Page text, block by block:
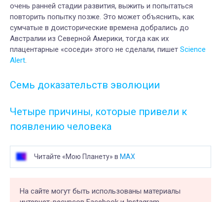
очень ранней стадии развития, выжить и попытаться
повторить попытку позже. Это может объяснить, как
сумчатые в доисторические времена добрались до
Австралии из Северной Америки, тогда как их
плацентарные «соседи» этого не сделали, пишет Science
Alert.
Семь доказательств эволюции
Четыре причины, которые привели к
появлению человека
Читайте «Мою Планету» в MAX
На сайте могут быть использованы материалы